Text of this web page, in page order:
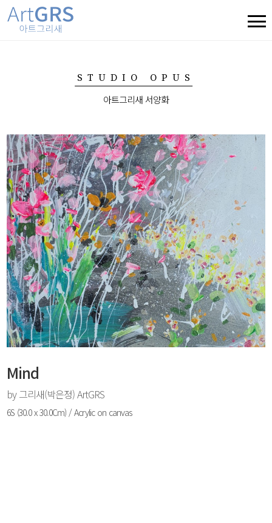
로그인
회원가입
STUDIO OPUS
아트그리새 서양화
Mind
by 그리새(박은정) ArtGRS
6S (30.0 x 30.0Cm) / Acrylic on canvas